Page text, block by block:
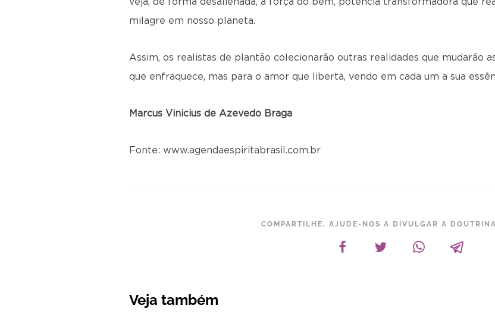
milagre em nosso planeta.
Assim, os realistas de plantão colecionarão outras realidades que mudarão
que enfraquece, mas para o amor que liberta, vendo em cada um a sua
Marcus Vinicius de Azevedo Braga
Fonte: www.agendaespiritabrasil.com.br
COMPARTILHE, AJUDE-NOS A DIVULGAR A
Veja também